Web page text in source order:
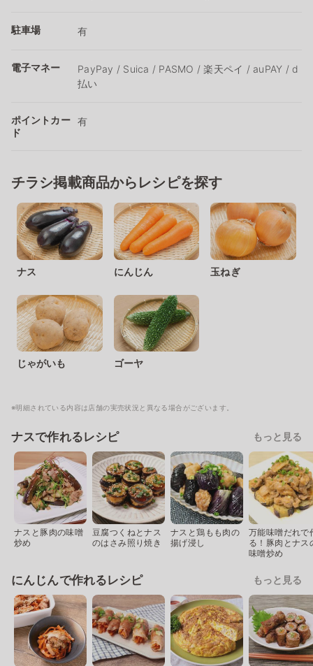
駐車場 有
電子マネー
PayPay / Suica / PASMO / 楽天ペイ / auPAY / d
払い
ポイントカー
ド
有
チラシ掲載商品からレシピを探す
ナス にんじん 玉ねぎ
じゃがいも ゴーヤ
※明細されている内容は店舗の実売状況と異なる場合がございます。
ナスで作れるレシピ もっと見る
ナスと豚肉の味噌
炒め
豆腐つくねとナス
のはさみ照り焼き
ナスと鶏もも肉の
揚げ浸し
万能味噌だれで
る！豚肉とナス
味噌炒め
にんじんで作れるレシピ もっと見る